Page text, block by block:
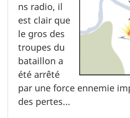
ns radio, il
est clair que
le gros des
troupes du
bataillon a
été arrêté
par une force ennemie
des pertes...